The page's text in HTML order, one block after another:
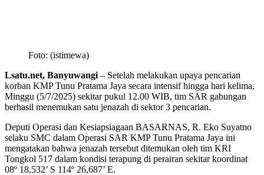
Foto: (istimewa)
Lsatu.net, Banyuwangi – Setelah melakukan upaya pencarian
korban KMP Tunu Pratama Jaya secara intensif hingga hari kelima,
Minggu (5/7/2025) sekitar pukul 12.00 WIB, tim SAR gabungan
berhasil menemukan satu jenazah di sektor 3 pencarian.
Deputi Operasi dan Kesiapsiagaan BASARNAS, R. Eko Suyatno
selaku SMC dalam Operasi SAR KMP Tunu Pratama Jaya ini
mengatakan bahwa jenazah tersebut ditemukan oleh tim KRI
Tongkol 517 dalam kondisi terapung di perairan sekitar koordinat
08º 18,532’ S 114º 26,687’ E.